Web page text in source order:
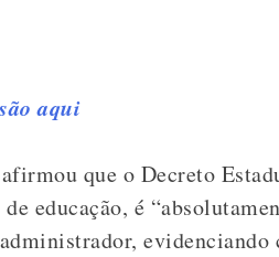
aqui
que o Decreto
educação, é